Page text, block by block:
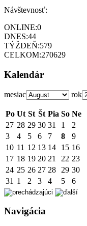
Návštevnosť:
ONLINE:0
DNES:44
TÝŽDEŇ:579
CELKOM:270629
Kalendár
mesiac rok
Po Ut St Št Pia So Ne
27 28 29 30 31 1
2
3
4 5 6 7 8
9
10 11 12 13 14 15 16
17 18 19 20 21 22 23
24 25 26 27 28 29 30
31 1 2 3 4 5 6
Navigácia